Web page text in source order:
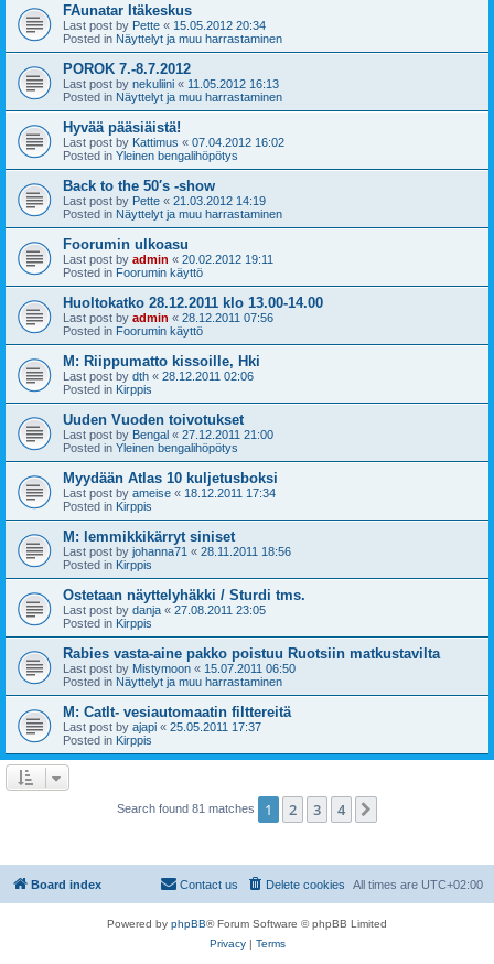
FAunatar Itäkeskus
Last post by Pette « 15.05.2012 20:34
Posted in Näyttelyt ja muu harrastaminen
POROK 7.-8.7.2012
Last post by nekuliini « 11.05.2012 16:13
Posted in Näyttelyt ja muu harrastaminen
Hyvää pääsiäistä!
Last post by Kattimus « 07.04.2012 16:02
Posted in Yleinen bengalihöpötys
Back to the 50′s -show
Last post by Pette « 21.03.2012 14:19
Posted in Näyttelyt ja muu harrastaminen
Foorumin ulkoasu
Last post by admin « 20.02.2012 19:11
Posted in Foorumin käyttö
Huoltokatko 28.12.2011 klo 13.00-14.00
Last post by admin « 28.12.2011 07:56
Posted in Foorumin käyttö
M: Riippumatto kissoille, Hki
Last post by dth « 28.12.2011 02:06
Posted in Kirppis
Uuden Vuoden toivotukset
Last post by Bengal « 27.12.2011 21:00
Posted in Yleinen bengalihöpötys
Myydään Atlas 10 kuljetusboksi
Last post by ameise « 18.12.2011 17:34
Posted in Kirppis
M: lemmikkikärryt siniset
Last post by johanna71 « 28.11.2011 18:56
Posted in Kirppis
Ostetaan näyttelyhäkki / Sturdi tms.
Last post by danja « 27.08.2011 23:05
Posted in Kirppis
Rabies vasta-aine pakko poistuu Ruotsiin matkustavilta
Last post by Mistymoon « 15.07.2011 06:50
Posted in Näyttelyt ja muu harrastaminen
M: CatIt- vesiautomaatin filttereitä
Last post by ajapi « 25.05.2011 17:37
Posted in Kirppis
Search found 81 matches 1 2 3 4
Board index All times are UTC+02:00
Delete cookies
Contact us
Powered by phpBB® Forum Software © phpBB Limited
Privacy| Terms